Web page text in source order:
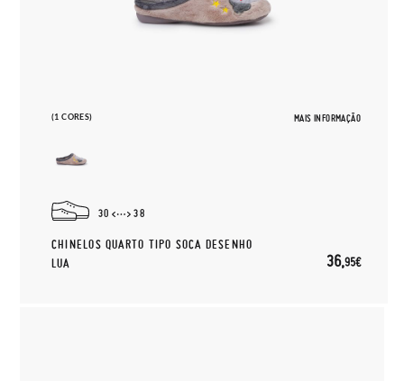
(1 CORES) MAIS INFORMAÇÃO
30 38
CHINELOS QUARTO TIPO SOCA DESENHO
LUA
36,95€